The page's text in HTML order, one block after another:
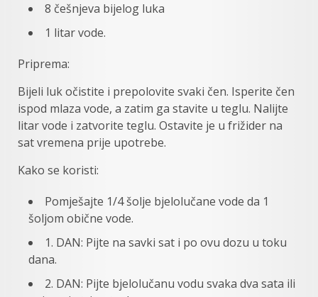
8 češnjeva bijelog luka
1 litar vode.
Priprema:
Bijeli luk očistite i prepolovite svaki čen. Isperite čen
ispod mlaza vode, a zatim ga stavite u teglu. Nalijte
litar vode i zatvorite teglu. Ostavite je u frižider na
sat vremena prije upotrebe.
Kako se koristi:
Pomješajte 1/4 šolje bjelolučane vode da 1
šoljom obične vode.
1. DAN: Pijte na savki sat i po ovu dozu u toku
dana.
2. DAN: Pijte bjelolučanu vodu svaka dva sata ili